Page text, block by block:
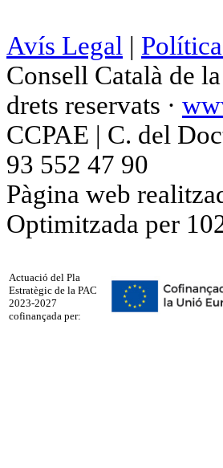
Avís Legal |
Consell Català de
drets reservats ·
CCPAE | C. del
93 552 47 90
Pàgina web
Optimitzada per
Actuació del Pla
Estratègic de la PAC
2023-2027
cofinançada per: